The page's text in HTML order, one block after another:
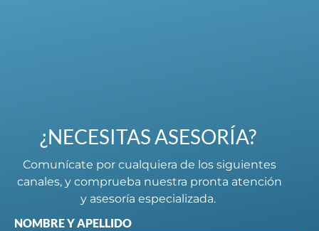
¿NECESITAS ASESORÍA?
Comunícate por cualquiera de los siguientes
canales, y comprueba nuestra pronta atención
y asesoría especializada.
NOMBRE Y APELLIDO